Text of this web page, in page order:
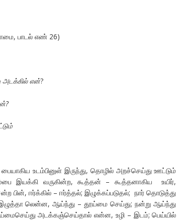
பாடல் எண் 26)
அடக்கில் என்?
உடம்பினுள் இருந்து, தொழில் அறச்செய்து ஊட்டும்
இயக்கி வருகின்ற, கூத்தன் – கூத்தனாகிய உயிர்,
பின், ஈர்க்கில் – ஈர்த்தல்; இழுக்கப்படுதல்; நார் தொடுத்து
இழுத்தா லென்ன, ஆய்ந்து – தூய்மை செய்து; நன்று ஆய்ந்து
அடக்கஞ்செய்தால் என்ன, உழி – இடம்; பெய்யில்